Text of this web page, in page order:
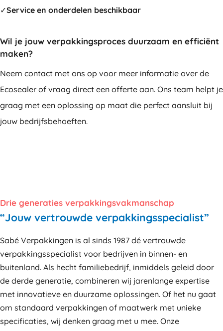
✓Service en onderdelen beschikbaar
Wil je jouw verpakkingsproces duurzaam en efficiënt
maken?
Neem contact met ons op voor meer informatie over de
Ecosealer of vraag direct een offerte aan. Ons team helpt je
graag met een oplossing op maat die perfect aansluit bij
jouw bedrijfsbehoeften.
Drie generaties verpakkingsvakmanschap
“Jouw vertrouwde verpakkingsspecialist”
Sabé Verpakkingen is al sinds 1987 dé vertrouwde
verpakkingsspecialist voor bedrijven in binnen- en
buitenland. Als hecht familiebedrijf, inmiddels geleid door
de derde generatie, combineren wij jarenlange expertise
met innovatieve en duurzame oplossingen. Of het nu gaat
om standaard verpakkingen of maatwerk met unieke
specificaties, wij denken graag met u mee. Onze